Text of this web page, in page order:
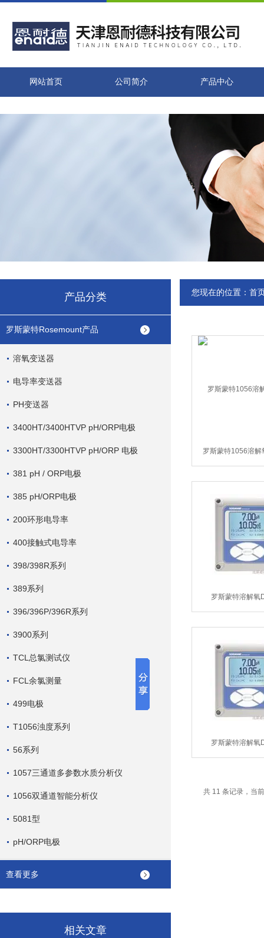
网站首页 公司简介 产品中心
产品分类
罗斯蒙特Rosemount产品
溶氧变送器
电导率变送器
PH变送器
3400HT/3400HTVP pH/ORP电极
3300HT/3300HTVP pH/ORP 电极
381 pH / ORP电极
385 pH/ORP电极
200环形电导率
400接触式电导率
398/398R系列
389系列
396/396P/396R系列
3900系列
TCL总氯测试仪
FCL余氯测量
499电极
T1056浊度系列
56系列
1057三通道多参数水质分析仪
1056双通道智能分析仪
5081型
pH/ORP电极
查看更多
相关文章
您现在的位置： 首
罗斯蒙特1056溶解
罗斯蒙特溶解氧
罗斯蒙特溶解氧
共 11 条记录，当